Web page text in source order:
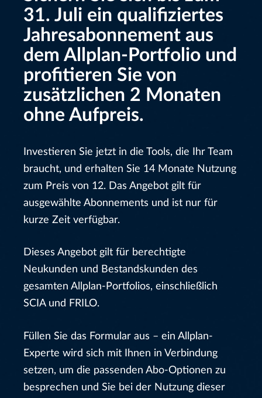
31. Juli ein qualifiziertes
Jahresabonnement aus
dem Allplan-Portfolio und
profitieren Sie von
zusätzlichen 2 Monaten
ohne Aufpreis.
Investieren Sie jetzt in die Tools, die Ihr Team
braucht, und erhalten Sie 14 Monate Nutzung
zum Preis von 12. Das Angebot gilt für
ausgewählte Abonnements und ist nur für
kurze Zeit verfügbar.
Dieses Angebot gilt für berechtigte
Neukunden und Bestandskunden des
gesamten Allplan-Portfolios, einschließlich
SCIA und FRILO.
Füllen Sie das Formular aus – ein Allplan-
Experte wird sich mit Ihnen in Verbindung
setzen, um die passenden Abo-Optionen zu
besprechen und Sie bei der Nutzung dieser